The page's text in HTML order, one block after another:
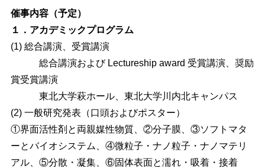
催事内容（予定）
１．アカデミックプログラム
(1) 総合講演、受賞講演
総合講演および Lectureship award 受賞講演、奨励
賞受賞講演
東北大学萩ホール、東北大学川内北キャンパス
(2) 一般研究発表（口頭およびポスター）
①界面活性剤と両親媒性物質、②分子膜、③ソフトマタ
ーとバイオシステム、④微粒子・ナノ粒子・ナノマテリ
アル、⑤分散・凝集、⑥固体表面と濡れ・吸着・接着